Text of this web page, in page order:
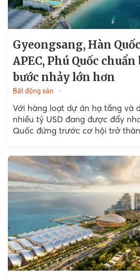
Gyeongsang, Hàn
APEC, Phú Quốc
bước nhảy lớn hơn
Bất động sản
Với hàng loạt dự án hạ tầng và
nhiều tỷ USD đang được đẩy
Quốc đứng trước cơ hội trở